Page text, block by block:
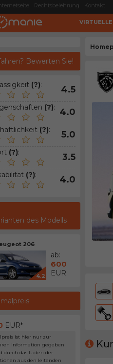
Rechtsbelehrung Kontakt
Bewerten Sie!
(?): 4.5
(?): 4.0
(?): 5.0
(?): 3.5
(?): 4.0
des Modells
206
4.2
ab:
600
EUR
EUR*
ist hier nur zur
Information gegeben
durch das Laden der
aus den leitenden